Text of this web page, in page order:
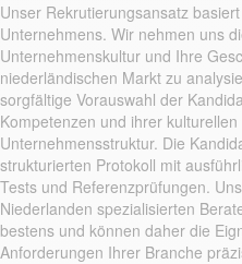
Unser Rekrutierungsansatz
Unternehmens. Wir nehmen uns
Unternehmenskultur und Ihre
niederländischen Markt zu
sorgfältige Vorauswahl der
Kompetenzen und ihrer
Unternehmensstruktur. Die
strukturierten Protokoll mit
Tests und Referenzprüfungen.
Niederlanden spezialisierten
bestens und können daher die
Anforderungen Ihrer Branche